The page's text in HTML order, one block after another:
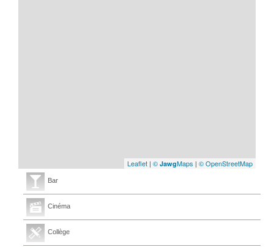
Leaflet | © JawgMaps | © OpenStreetMap
Bar
Cinéma
Collège